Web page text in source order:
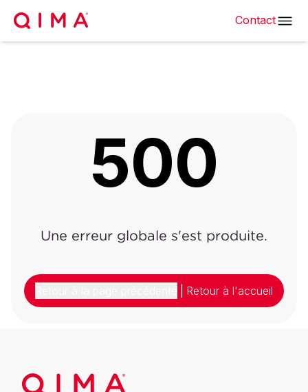
Contact
500
Une erreur globale s'est produite.
Retour à l'accueil